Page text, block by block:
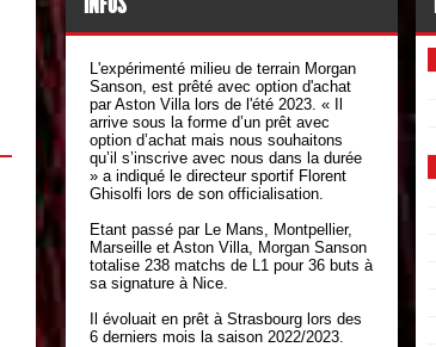
L'expérimenté milieu de terrain Morgan
Sanson, est prêté avec option d'achat
par Aston Villa lors de l'été 2023. « Il
arrive sous la forme d’un prêt avec
option d’achat mais nous souhaitons
qu’il s’inscrive avec nous dans la durée
» a indiqué le directeur sportif Florent
Ghisolfi lors de son officialisation.
Etant passé par Le Mans, Montpellier,
Marseille et Aston Villa, Morgan Sanson
totalise 238 matchs de L1 pour 36 buts à
sa signature à Nice.
Il évoluait en prêt à Strasbourg lors des
6 derniers mois la saison 2022/2023.